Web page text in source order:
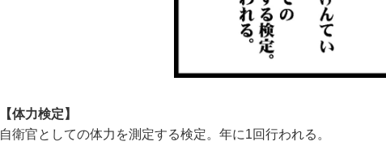
【体力検定】
自衛官としての体力を測定する検定。年に1回行われる。